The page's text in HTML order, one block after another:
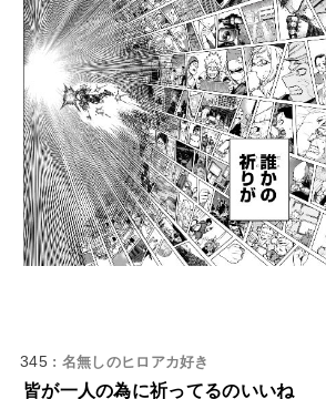
345 : 名無しのヒロアカ好き
皆が一人の為に祈ってるのいいね